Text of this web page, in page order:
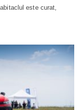
este curat,